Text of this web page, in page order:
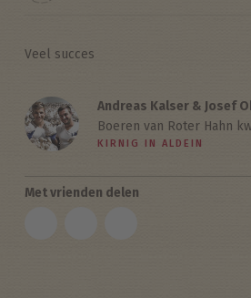
Veel succes
Andreas Kalser & Josef
Boeren van Roter Hahn
KIRNIG IN ALDEIN
Met vrienden delen